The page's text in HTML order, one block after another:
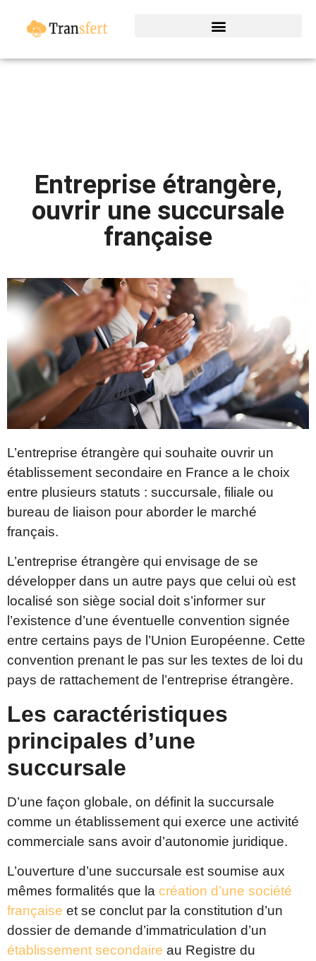
Entreprise étrangère,
ouvrir une succursale
française
L’entreprise étrangère qui souhaite ouvrir un
établissement secondaire en France a le choix
entre plusieurs statuts : succursale, filiale ou
bureau de liaison pour aborder le marché
français.
L’entreprise étrangère qui envisage de se
développer dans un autre pays que celui où est
localisé son siège social doit s’informer sur
l’existence d’une éventuelle convention signée
entre certains pays de l’Union Européenne. Cette
convention prenant le pas sur les textes de loi du
pays de rattachement de l’entreprise étrangère.
Les caractéristiques
principales d’une
succursale
D’une façon globale, on définit la succursale
comme un établissement qui exerce une activité
commerciale sans avoir d’autonomie juridique.
L’ouverture d’une succursale est soumise aux
mêmes formalités que la création d’une société
française et se conclut par la constitution d’un
dossier de demande d’immatriculation d’un
établissement secondaire au Registre du